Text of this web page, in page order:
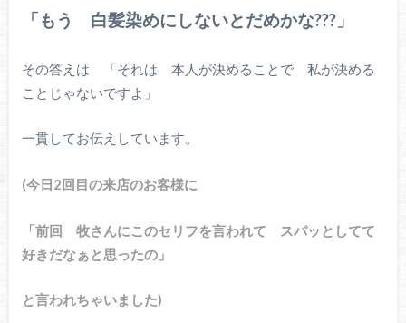
「もう 白髪染めにしないとだめかな???」
その答えは 「それは 本人が決めることで 私が決める
ことじゃないですよ」
一貫してお伝えしています。
(今日2回目の来店のお客様に
「前回 牧さんにこのセリフを言われて スパッとしてて
好きだなぁと思ったの」
と言われちゃいました)